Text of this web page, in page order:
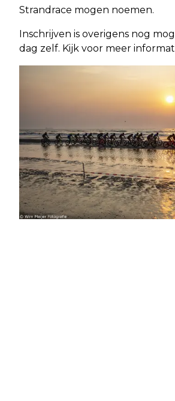
Strandrace mogen noemen.
Inschrijven is overigens nog
dag zelf. Kijk voor meer